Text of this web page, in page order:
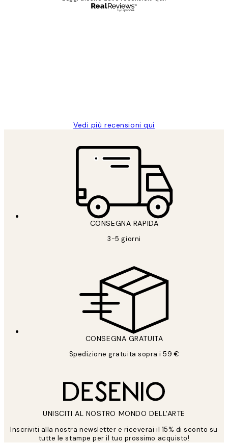
Vedi più recensioni qui
CONSEGNA RAPIDA
3-5 giorni
CONSEGNA GRATUITA
Spedizione gratuita sopra i 59 €
UNISCITI AL NOSTRO MONDO DELL'ARTE
Inscriviti alla nostra newsletter e riceverai il 15% di sconto su
tutte le stampe per il tuo prossimo acquisto!